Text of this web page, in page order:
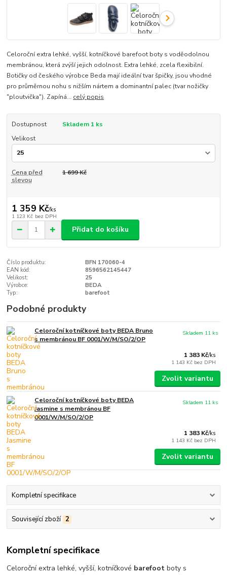
Celoroční extra lehké, vyšší, kotníčkové barefoot boty s voděodolnou
membránou, která zvýší jejich odolnost. Extra lehké, zcela flexibilní.
Botičky od českého výrobce Beda mají ideální tvar špičky, jsou vhodné
pro průměrnou nohu s nižším nártem a dominantní palec (tvar nožičky
"ploutvička"). Zapíná... celý popis
Dostupnost
Skladem 1 ks
Velikost
Cena před
slevou
1 699 Kč
1 359 Kč/ks
1 123 Kč bez DPH
Přidat do košíku
Číslo produktu:
BFN 170060-4
EAN kód:
8596562145447
Velikost:
25
Výrobce:
BEDA
Typ:
barefoot
Podobné produkty
Celoroční kotníčkové boty BEDA Bruno
s membránou BF 0001/W/M/SO/2/OP
1 383 Kč/ks
1 143 Kč bez DPH
Skladem 11 ks
Zvolit variantu
Celoroční kotníčkové boty BEDA
Jasmine s membránou BF
0001/W/M/SO/2/OP
1 383 Kč/ks
1 143 Kč bez DPH
Skladem 11 ks
Zvolit variantu
Kompletní specifikace
Související zboží 2
Kompletní specifikace
Celoroční extra lehké, vyšší, kotníčkové barefootboty s